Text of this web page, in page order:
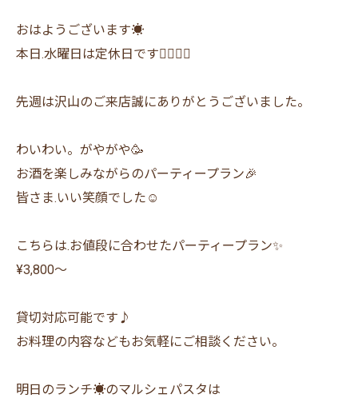
おはようございます☀
本日.水曜日は定休日です🙇‍♂️🙇‍♀️
先週は沢山のご来店誠にありがとうございました。
わいわい。がやがや🥳
お酒を楽しみながらのパーティープラン🎉
皆さま.いい笑顔でした☺️
こちらは.お値段に合わせたパーティープラン✨
¥3,800〜
貸切対応可能です♪
お料理の内容などもお気軽にご相談ください。
明日のランチ☀️のマルシェパスタは